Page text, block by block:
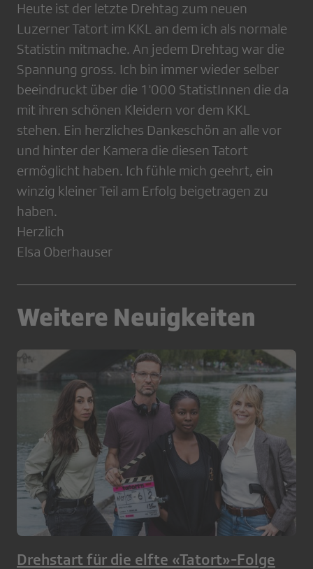
Heute ist der letzte Drehtag zum neuen
Luzerner Tatort im KKL an dem ich als normale
Statistin mitmache. An jedem Drehtag war die
Spannung gross. Ich bin immer wieder selber
beeindruckt über die 1'000 StatistInnen die da
mit ihren schönen Kleidern vor dem KKL
stehen. Ein herzliches Dankeschön an alle vor
und hinter der Kamera die diesen Tatort
ermöglicht haben. Ich fühle mich geehrt, ein
winzig kleiner Teil am Erfolg beigetragen zu
haben.
Herzlich
Elsa Oberhauser
Weitere Neuigkeiten
Drehstart für die elfte «Tatort»-Folge